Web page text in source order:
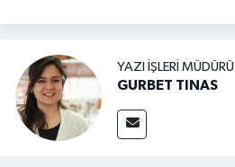
YAZI İŞLERI MÜDÜRÜ
GURBET TINAS